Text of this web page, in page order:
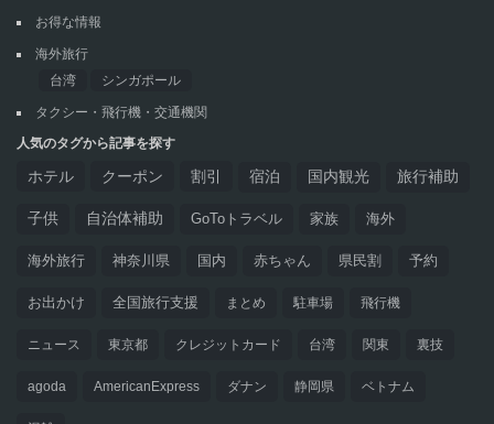
お得な情報
海外旅行
台湾
シンガポール
タクシー・飛行機・交通機関
人気のタグから記事を探す
ホテル クーポン 割引 宿泊 国内観光 旅行補助
子供 自治体補助 GoToトラベル 家族 海外
海外旅行 神奈川県 国内 赤ちゃん 県民割 予約
お出かけ 全国旅行支援 まとめ 駐車場 飛行機
ニュース 東京都 クレジットカード 台湾 関東 裏技
agoda AmericanExpress ダナン 静岡県 ベトナム